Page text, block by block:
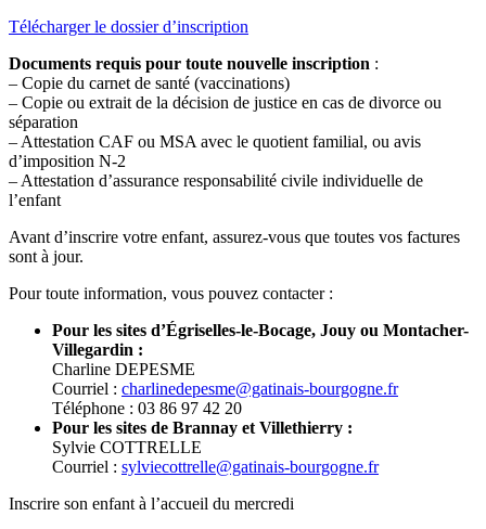
Télécharger le dossier d’inscription
Documents requis pour toute nouvelle inscription :
– Copie du carnet de santé (vaccinations)
– Copie ou extrait de la décision de justice en cas de divorce ou
séparation
– Attestation CAF ou MSA avec le quotient familial, ou avis
d’imposition N-2
– Attestation d’assurance responsabilité civile individuelle de
l’enfant
Avant d’inscrire votre enfant, assurez-vous que toutes vos factures
sont à jour.
Pour toute information, vous pouvez contacter :
Pour les sites d’Égriselles-le-Bocage, Jouy ou Montacher-
Villegardin :
Charline DEPESME
Courriel : charlinedepesme@gatinais-bourgogne.fr
Téléphone : 03 86 97 42 20
Pour les sites de Brannay et Villethierry :
Sylvie COTTRELLE
Courriel : sylviecottrelle@gatinais-bourgogne.fr
Inscrire son enfant à l’accueil du mercredi